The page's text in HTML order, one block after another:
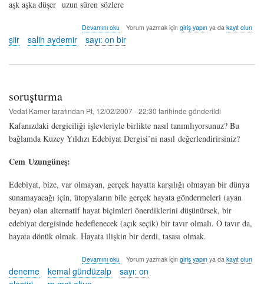
aşk aşka düşer uzun süren sözlere
tenimi
salih
Devamını oku Yorum yazmak için giriş yapınya da kayıt olun
şiir salih aydemir sayı: on bir
soruşturma
Vedat Kamertarafından Pt, 12/02/2007 - 22:30 tarihinde gönderildi
Kafanızdaki dergiciliği işlevleriyle birlikte nasıl tanımlıyorsunuz? Bu
bağlamda Kuzey Yıldızı Edebiyat Dergisi’ni nasıl değerlendirirsiniz?
Cem Uzungüneş:
Edebiyat, bize, var olmayan, gerçek hayatta karşılığı olmayan bir dünya
sunamayacağı için, ütopyaların bile gerçek hayata göndermeleri (ayan
beyan) olan alternatif hayat biçimleri önerdiklerini düşünürsek, bir
edebiyat dergisinde hedeflenecek (açık seçik) bir tavır olmalı. O tavır da,
hayata dönük olmak. Hayata ilişkin bir derdi, tasası olmak.
soruşturma
hakkında
Devamını oku Yorum yazmak için giriş yapınya da kayıt olun
deneme
kemal gündüzalp
sayı: on